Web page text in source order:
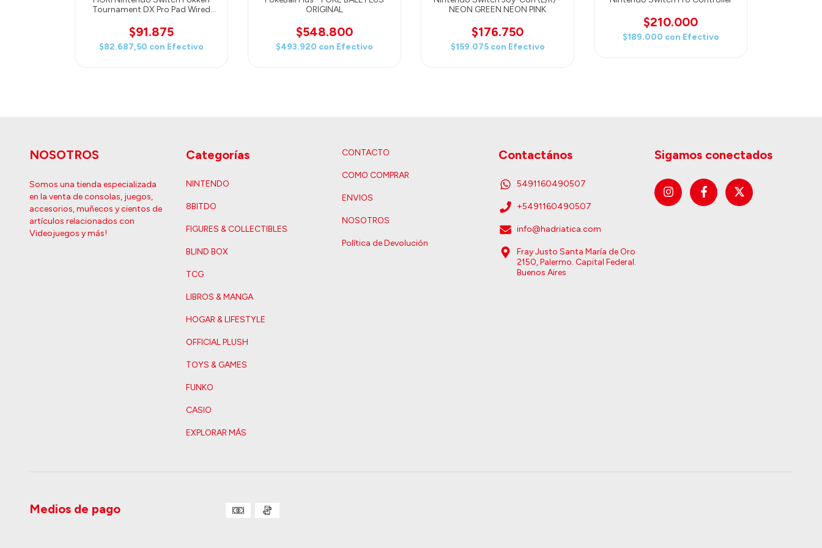
Tournament DX Pro Pad Wired
Nintendo and Pokemon
$91.875
$82.687,50 con Efectivo
ORIGINAL
$548.800
$493.920 con Efectivo
NEON GREEN NEON PINK
$176.750
$159.075 con Efectivo
$210.000
$189.000 con Efectivo
NOSOTROS
Somos una tienda especializada
en la venta de consolas, juegos,
accesorios, muñecos y cientos de
artículos relacionados con
Videojuegos y más!
Categorías
NINTENDO
8BITDO
FIGURES & COLLECTIBLES
BLIND BOX
TCG
LIBROS & MANGA
HOGAR & LIFESTYLE
OFFICIAL PLUSH
TOYS & GAMES
FUNKO
CASIO
EXPLORAR MÁS
CONTACTO
COMO COMPRAR
ENVIOS
NOSOTROS
Política de Devolución
Contactános
5491160490507
+5491160490507
info@hadriatica.com
Fray Justo Santa María de Oro
2150, Palermo. Capital Federal.
Buenos Aires
Sigamos conectados
Medios de pago